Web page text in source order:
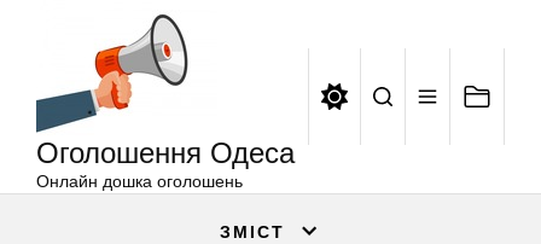
Оголошення Одеса
Онлайн дошка оголошень
ЗМІСТ